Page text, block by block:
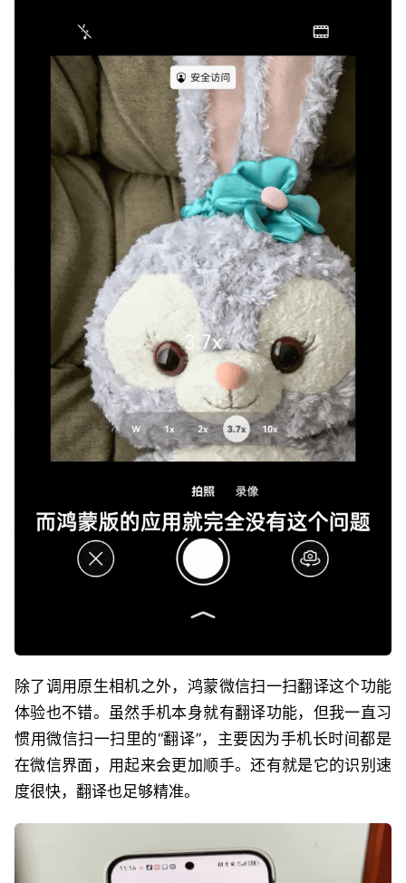
除了调用原生相机之外，鸿蒙微信扫一扫翻译这个功能
体验也不错。虽然手机本身就有翻译功能，但我一直习
惯用微信扫一扫里的“翻译”，主要因为手机长时间都是
在微信界面，用起来会更加顺手。还有就是它的识别速
度很快，翻译也足够精准。